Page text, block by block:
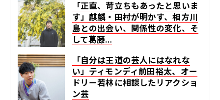
「正直、苛立ちもあったと思いま
す」麒麟・田村が明かす、相方川
島との出会い、関係性の変化、そ
して葛藤…
「自分は王道の芸人にはなれな
い」ティモンディ前田裕太、オー
ドリー若林に相談したリアクショ
ン芸